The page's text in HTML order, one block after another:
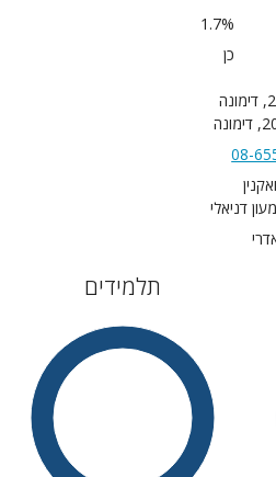
1.7%
כן
08-
דניאלי
תלמידים